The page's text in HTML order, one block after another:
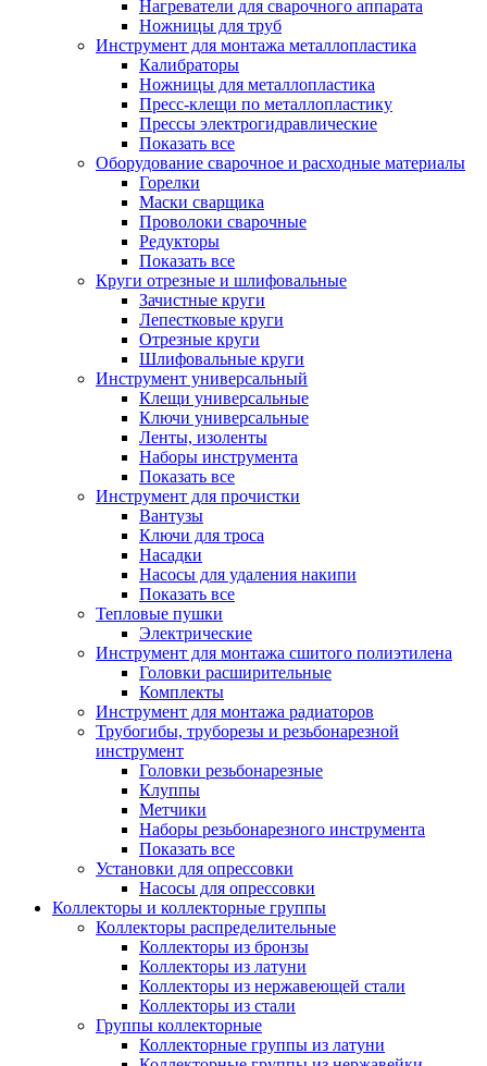
Нагреватели для сварочного аппарата
Ножницы для труб
Инструмент для монтажа металлопластика
Калибраторы
Ножницы для металлопластика
Пресс-клещи по металлопластику
Прессы электрогидравлические
Показать все
Оборудование сварочное и расходные материалы
Горелки
Маски сварщика
Проволоки сварочные
Редукторы
Показать все
Круги отрезные и шлифовальные
Зачистные круги
Лепестковые круги
Отрезные круги
Шлифовальные круги
Инструмент универсальный
Клещи универсальные
Ключи универсальные
Ленты, изоленты
Наборы инструмента
Показать все
Инструмент для прочистки
Вантузы
Ключи для троса
Насадки
Насосы для удаления накипи
Показать все
Тепловые пушки
Электрические
Инструмент для монтажа сшитого полиэтилена
Головки расширительные
Комплекты
Инструмент для монтажа радиаторов
Трубогибы, труборезы и резьбонарезной
инструмент
Головки резьбонарезные
Клуппы
Метчики
Наборы резьбонарезного инструмента
Показать все
Установки для опрессовки
Насосы для опрессовки
Коллекторы и коллекторные группы
Коллекторы распределительные
Коллекторы из бронзы
Коллекторы из латуни
Коллекторы из нержавеющей стали
Коллекторы из стали
Группы коллекторные
Коллекторные группы из латуни